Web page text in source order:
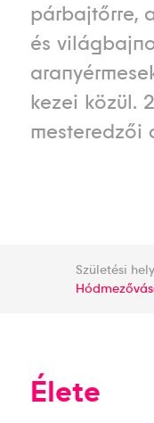
párbajtőrre,
és
kezei közül.
mesteredzői
Születési hely
Élete